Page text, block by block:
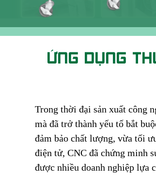
ỨNG DỤNG
Trong thời đại sản xuất công
mà đã trở thành yếu tố bắt
đảm bảo chất lượng, vừa tối
điện tử, CNC đã chứng minh
được nhiều doanh nghiệp lựa